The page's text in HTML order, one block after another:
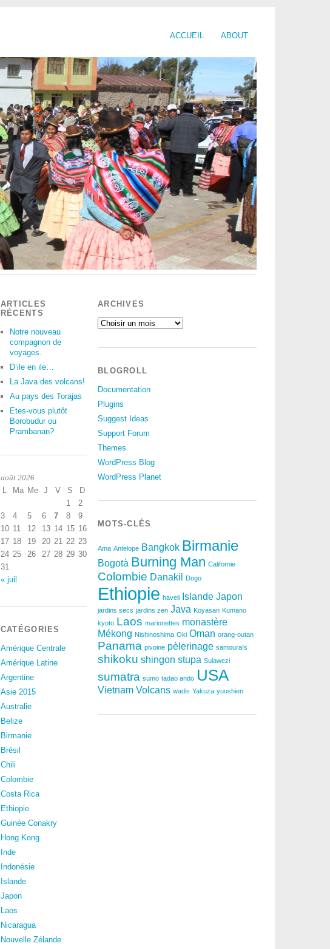
ACCUEIL ABOUT
ARTICLES
RÉCENTS
Notre nouveau
compagnon de
voyages.
D’ile en ile…
La Java des volcans!
Au pays des Torajas
Etes-vous plutôt
Borobudur ou
Prambanan?
août 2026
L Ma Me J V S D
« juil
1
2
3
4 5 6 7 8
9
10 11 12 13 14 15 16
17 18 19 20 21 22 23
24 25 26 27 28 29 30
31
CATÉGORIES
Amérique Centrale
Amérique Latine
Argentine
Asie 2015
Australie
Belize
Birmanie
Brésil
Chili
Colombie
Costa Rica
Ethiopie
Guinée Conakry
Hong Kong
Inde
Indonésie
Islande
Japon
Laos
Nicaragua
Nouvelle Zélande
ARCHIVES
BLOGROLL
Documentation
Plugins
Suggest Ideas
Support Forum
Themes
WordPress Blog
WordPress Planet
MOTS-CLÉS
Ama Antelope Bangkok Birmanie
Bogotà Burning Man Californie
Colombie Danakil Dogo
Ethiopie haveli Islande Japon
jardins secs jardins zen Java Koyasan Kumano
kyoto Laos marionettes monastère
Mékong Nishinoshima Oki Oman orang-outan
Panama pivoine pèlerinage samouraïs
shikoku shingon stupa Sulawezi
sumatra sumo tadao ando USA
Vietnam Volcans wadis Yakuza yuushien